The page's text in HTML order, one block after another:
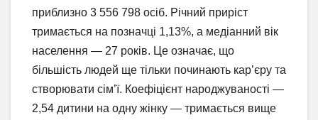
приблизно 3 556 798 осіб. Річний приріст
тримається на позначці 1,13%, а медіанний вік
населення — 27 років. Це означає, що
більшість людей ще тільки починають кар’єру та
створювати сім’ї. Коефіцієнт народжуваності —
2,54 дитини на одну жінку — тримається вище